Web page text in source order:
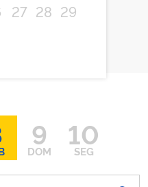
27 28 29
9
DOM
10
SEG